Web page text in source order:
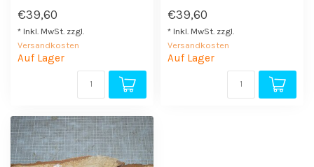
€39,60
* Inkl. MwSt. zzgl.
Versandkosten
Auf Lager
€39,60
* Inkl. MwSt. zzgl.
Versandkosten
Auf Lager